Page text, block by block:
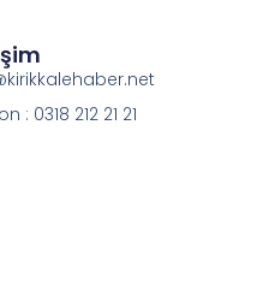
: 0318 212 21 21